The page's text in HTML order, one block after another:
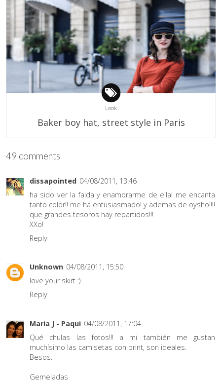
Look
Baker boy hat, street style in Paris
49 comments
dissapointed 04/08/2011, 13:46
ha sido ver la falda y enamorarme de ella! me encanta
tanto color!! me ha entusiasmado! y ademas de oysho!!!!
que grandes tesoros hay repartidos!!!
XXo!
Reply
Unknown 04/08/2011, 15:50
love your skirt :)
Reply
Maria J - Paqui 04/08/2011, 17:04
Qué chulas las fotos!!! a mi también me gustan
muchísimo las camisetas con print, son ideales.
Besos.
Gemeladas